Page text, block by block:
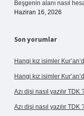
Beşgenin alanı nasıl
Haziran 16, 2026
Son yorumlar
Hangi kız isimler
Hangi kız isimler
Azı dişi nasıl yazılır TDK
Azı dişi nasıl yazılır TDK